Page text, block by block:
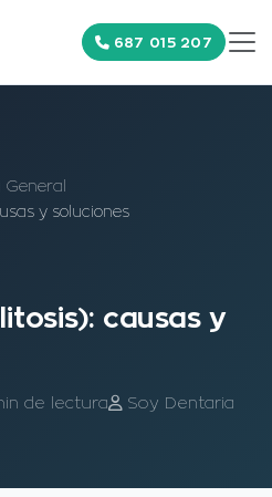
687 015 207
y soluciones
causas y
de lectura Soy Dentaria